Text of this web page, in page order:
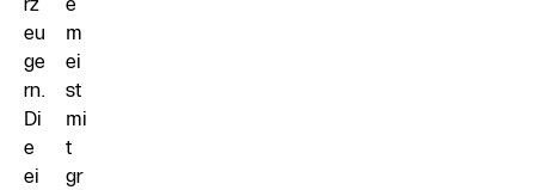
eu
ge
rn.
Di
e
ei
m
ei
st
mi
t
gr